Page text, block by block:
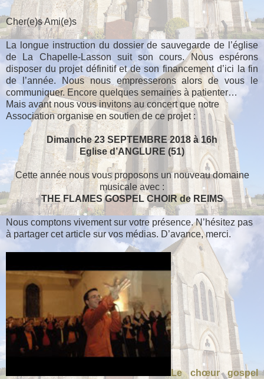
Cher(e)s Ami(e)s
La longue instruction du dossier de sauvegarde de l’église
de La Chapelle-Lasson suit son cours. Nous espérons
disposer du projet définitif et de son financement d’ici la fin
de l’année. Nous nous empresserons alors de vous le
communiquer. Encore quelques semaines à patienter…
Mais avant nous vous invitons au concert que notre
Association organise en soutien de ce projet :
Dimanche 23 SEPTEMBRE 2018 à 16h
Eglise d’ANGLURE (51)
Cette année nous vous proposons un nouveau domaine
musicale avec :
THE FLAMES GOSPEL CHOIR de REIMS
Nous comptons vivement sur votre présence. N’hésitez pas
à partager cet article sur vos médias. D’avance, merci.
Le chœur gospel